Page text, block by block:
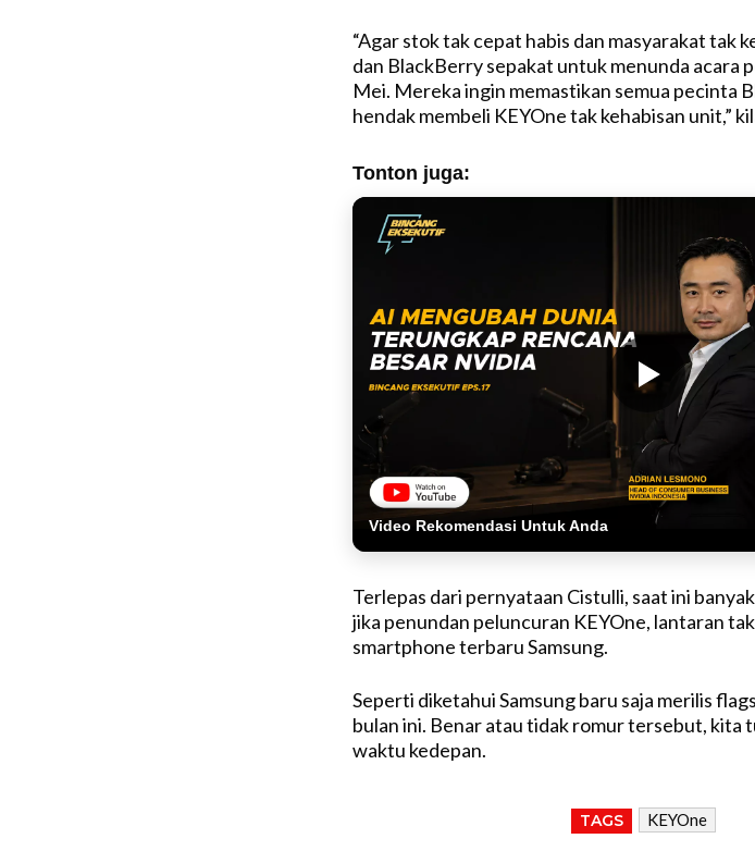
“Agar stok tak cepat habis dan masyarakat tak
dan BlackBerry sepakat untuk menunda acara
Mei. Mereka ingin memastikan semua pecinta
hendak membeli KEYOne tak kehabisan unit,”
Tonton juga:
Video Rekomendasi Untuk Anda
Terlepas dari pernyataan Cistulli, saat ini
jika penundan peluncuran KEYOne, lantaran
smartphone terbaru Samsung.
Seperti diketahui Samsung baru saja merilis
bulan ini. Benar atau tidak romur tersebut, kita
waktu kedepan.
TAGS KEYOne